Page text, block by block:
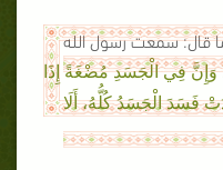
قال: سمعت رسول الله
وَإِنَّ فِي الْجَسَدِ مُضْغَةً إِذَا
فَسَدَ الْجَسَدُ كُلُّهُ، أَلَا